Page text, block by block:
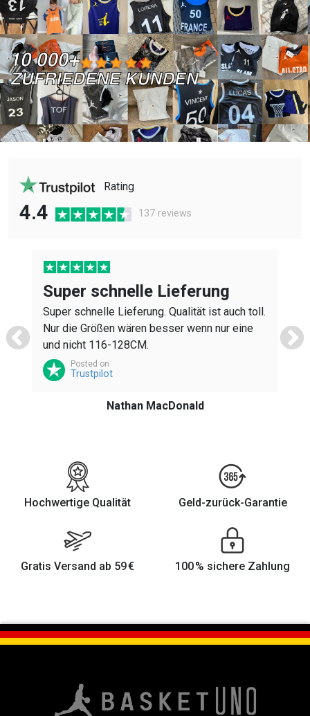
der
Produktseite
gewählt
werden
der
Produktseite
gewählt
werden
Rating
4.4 137 reviews
Super schnelle Lieferung
Super schnelle Lieferung. Qualität ist auch toll.
Nur die Größen wären besser wenn nur eine
und nicht 116-128CM.
Posted on
Trustpilot
Nathan MacDonald
Hochwertige Qualität Geld-zurück-Garantie
Gratis Versand ab 59 € 100 % sichere Zahlung